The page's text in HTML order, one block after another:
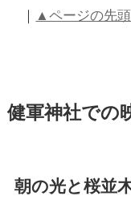
｜ ▲ページの先
健軍神社での
朝の光と桜並